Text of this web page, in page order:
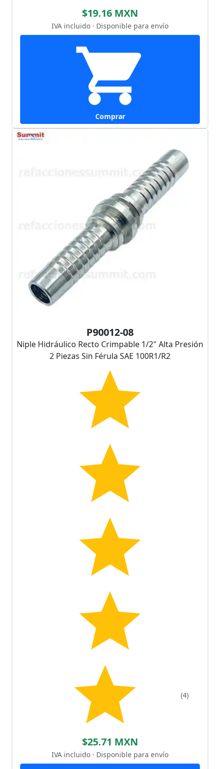
$19.16 MXN
IVA incluido · Disponible para envío
Comprar
P90012-08
Niple Hidráulico Recto Crimpable 1/2" Alta Presión
2 Piezas Sin Férula SAE 100R1/R2
(4)
$25.71 MXN
IVA incluido · Disponible para envío